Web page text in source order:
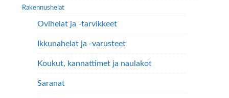
Rakennushelat
Ovihelat ja -tarvikkeet
Ikkunahelat ja -varusteet
Koukut, kannattimet ja naulakot
Saranat